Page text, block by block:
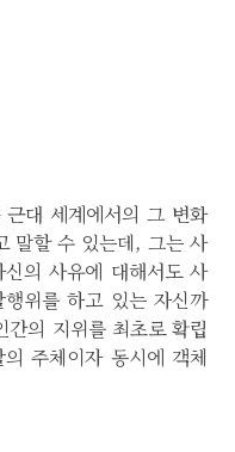
대 세계에서의 그 변화
말할 수 있는데, 그는 사
의 사유에 대해서도 사
위를 하고 있는 자신까
의 지위를 최초로 확립
주체이자 동시에 객체